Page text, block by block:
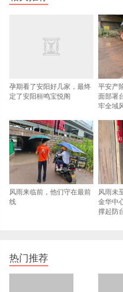
孕期看了安阳好几家，最终
定了安阳桓鸣宝悦阁
平安产
面部署
牢全域
风雨来临前，他们守在最前
线
风雨未
金华中
撑起防
热门推荐